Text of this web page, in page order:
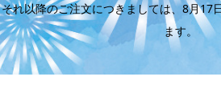
それ以降のご注文につきましては、8月17
ます。